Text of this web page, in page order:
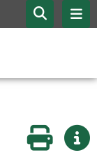
Seite